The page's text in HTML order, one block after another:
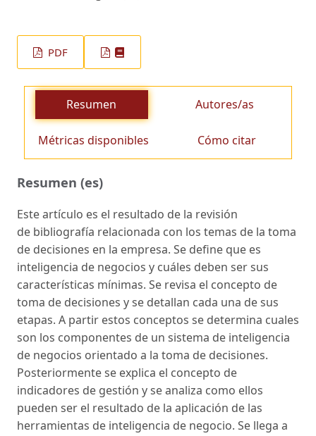
PDF
Resumen Autores/as
Métricas disponibles Cómo citar
Resumen (es)
Este artículo es el resultado de la revisión
de bibliografía relacionada con los temas de la toma
de decisiones en la empresa. Se define que es
inteligencia de negocios y cuáles deben ser sus
características mínimas. Se revisa el concepto de
toma de decisiones y se detallan cada una de sus
etapas. A partir estos conceptos se determina cuales
son los componentes de un sistema de inteligencia
de negocios orientado a la toma de decisiones.
Posteriormente se explica el concepto de
indicadores de gestión y se analiza como ellos
pueden ser el resultado de la aplicación de las
herramientas de inteligencia de negocio. Se llega a